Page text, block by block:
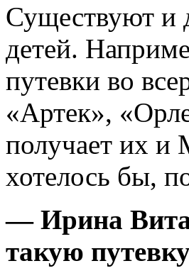
Существуют и
детей.
путевки во
«Артек»,
получает их и
хотелось бы,
— Ирина
такую